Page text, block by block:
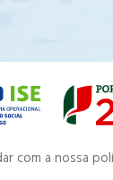
com a nossa